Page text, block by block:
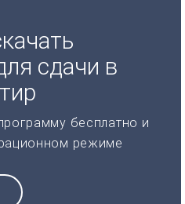
сдачи в
бесплатно и
режиме